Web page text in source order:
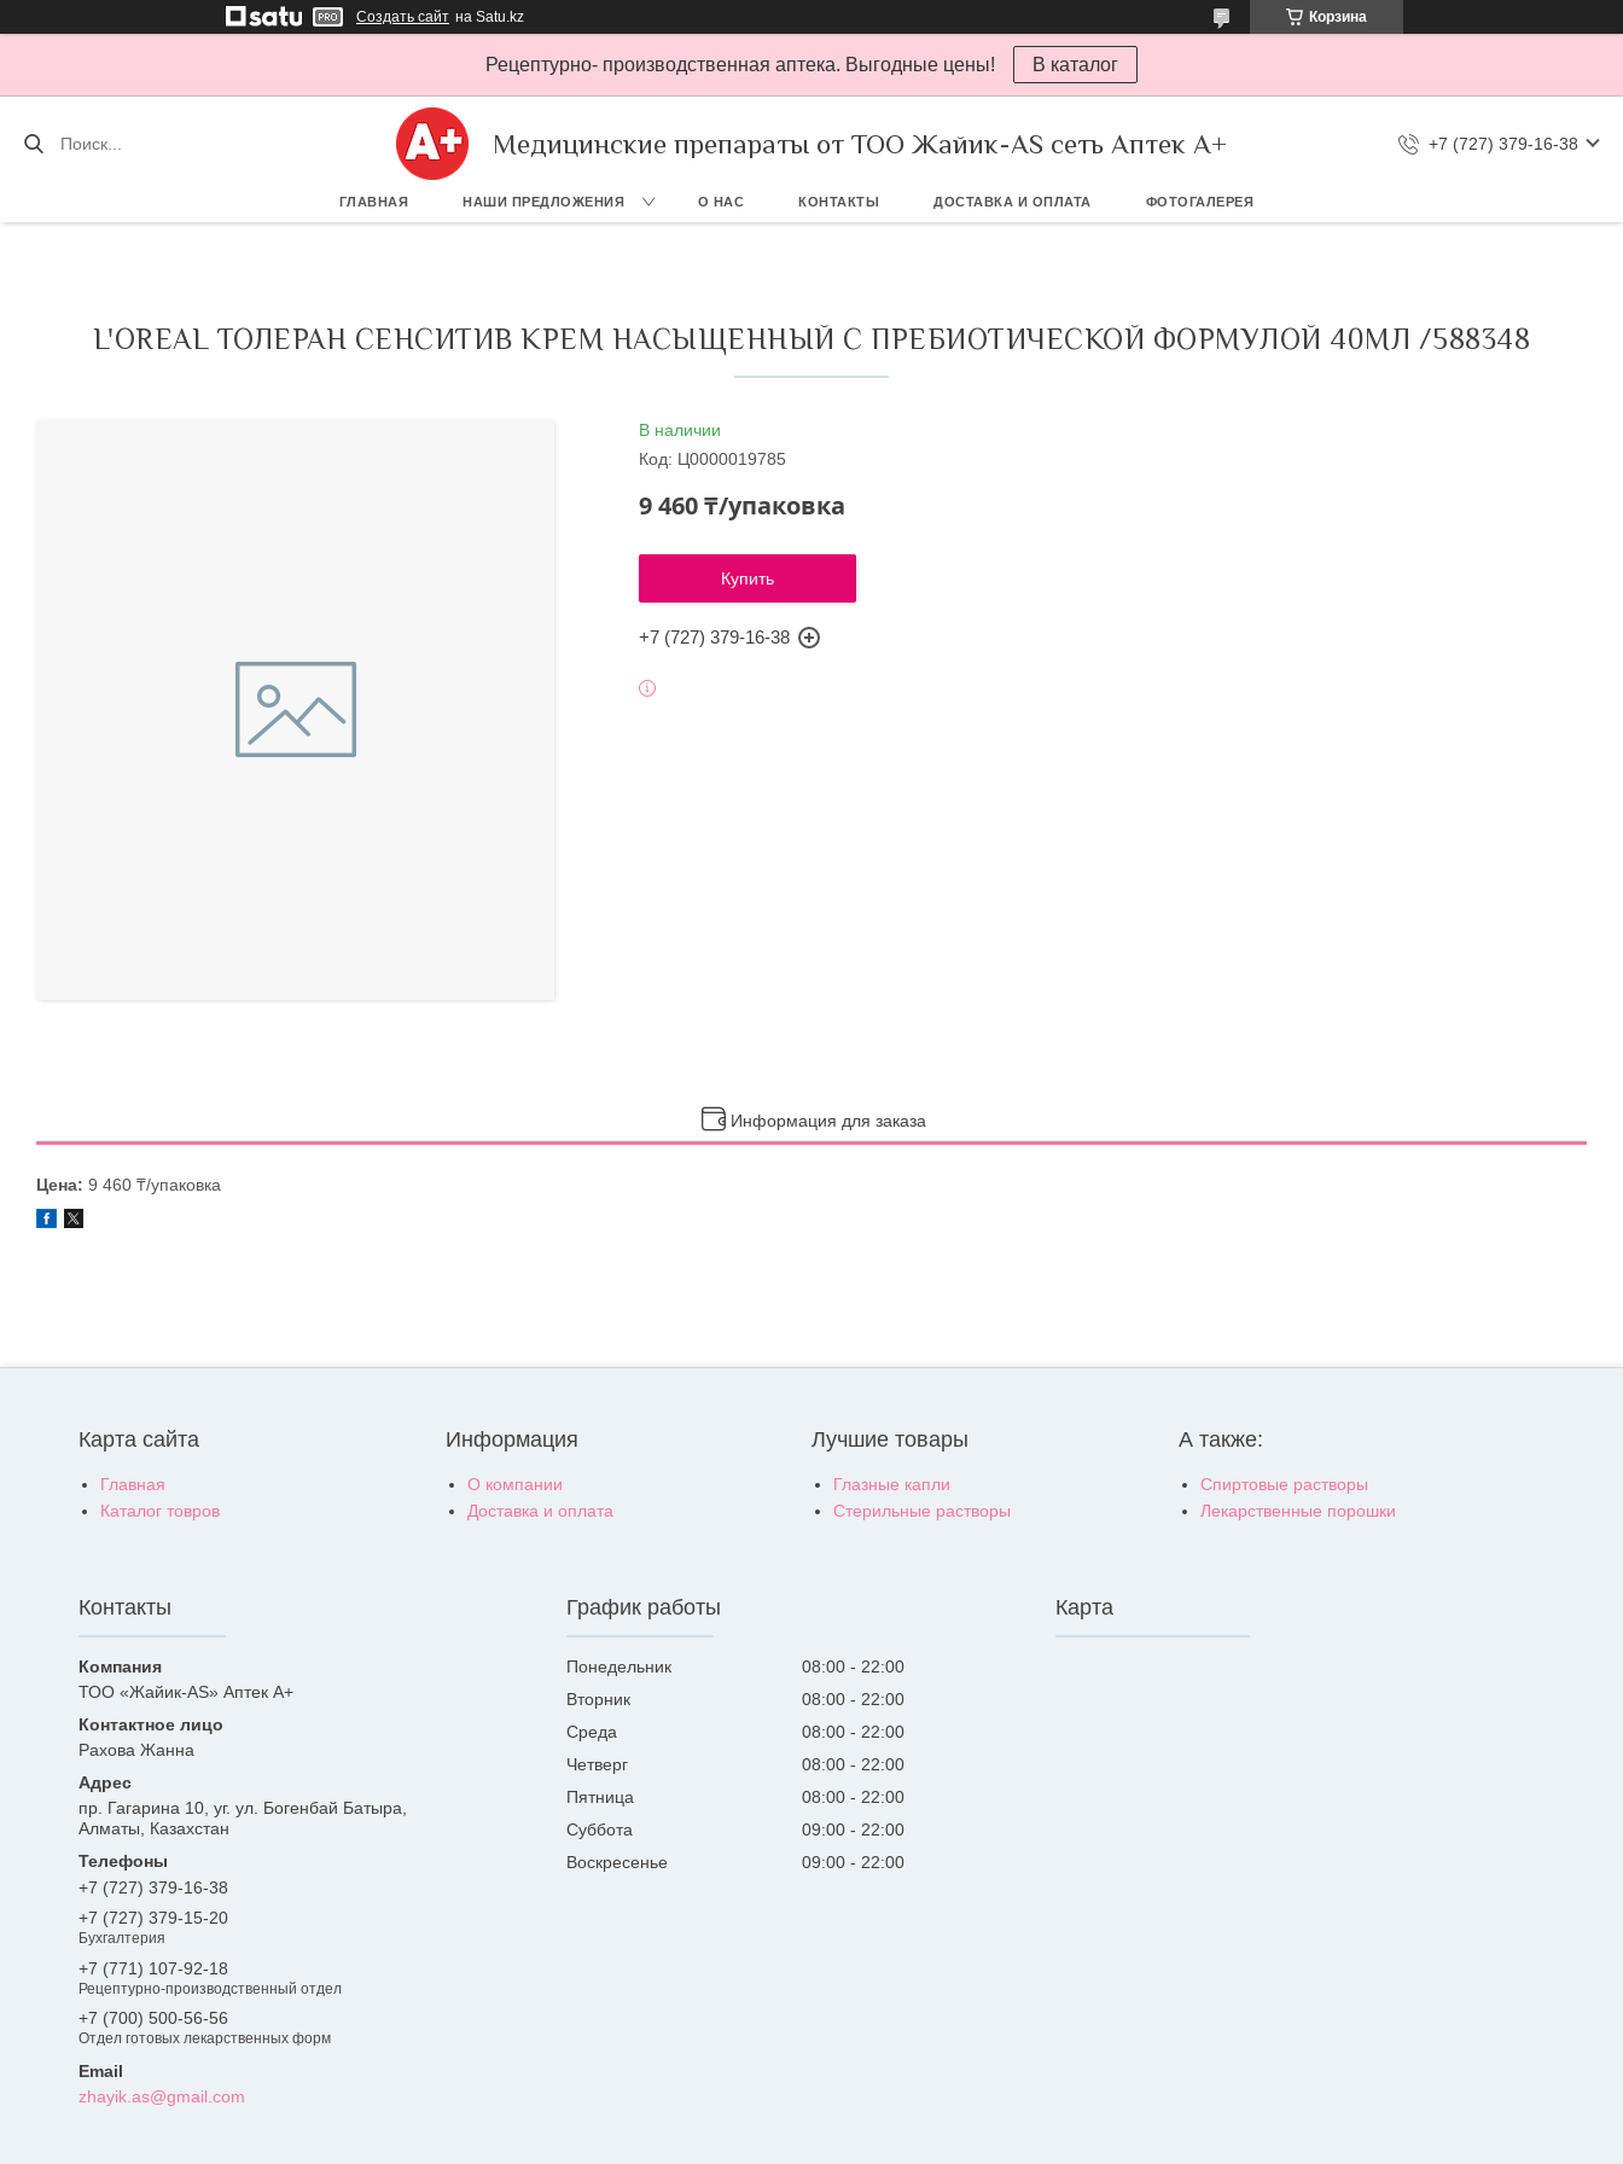
Создать сайт на Satu.kz Корзина
Рецептурно- производственная аптека. Выгодные цены! В каталог
Медицинские препараты от ТОО Жайик-AS сеть Аптек А+ +7 (727) 379-16-38
ГЛАВНАЯ НАШИ ПРЕДЛОЖЕНИЯ О НАС КОНТАКТЫ ДОСТАВКА И ОПЛАТА ФОТОГАЛЕРЕЯ
L'OREAL ТОЛЕРАН СЕНСИТИВ КРЕМ НАСЫЩЕННЫЙ С ПРЕБИОТИЧЕСКОЙ ФОРМУЛОЙ 40МЛ /588348
В наличии
Код: Ц0000019785
9 460 ₸/упаковка
Купить
+7 (727) 379-16-38
Информация для заказа
Цена: 9 460 ₸/упаковка
Карта сайта
Главная
Каталог товров
Информация
О компании
Доставка и оплата
Лучшие товары
Глазные капли
Стерильные растворы
А также:
Спиртовые растворы
Лекарственные порошки
Контакты
ТОО «Жайик-AS» Аптек А+
Рахова Жанна
пр. Гагарина 10, уг. ул. Богенбай Батыра,
Алматы, Казахстан
+7 (727) 379-16-38
+7 (727) 379-15-20
Бухгалтерия
+7 (771) 107-92-18
Рецептурно-производственный отдел
+7 (700) 500-56-56
Отдел готовых лекарственных форм
zhayik.as@gmail.com
График работы
Понедельник 08:00
22:00
Вторник
08:00
22:00
Среда
08:00
22:00
Четверг
08:00
22:00
Пятница
08:00
22:00
Суббота
09:00
22:00
Воскресенье
09:00 22:00
Карта